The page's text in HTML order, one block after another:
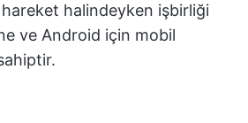
halindeyken işbirliği
ve Android için mobil